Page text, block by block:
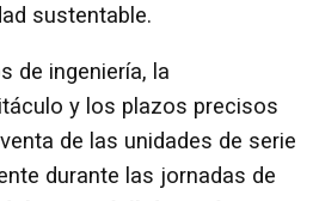
sustentable.
de ingeniería, la
y los plazos precisos
de las unidades de serie
durante las jornadas de